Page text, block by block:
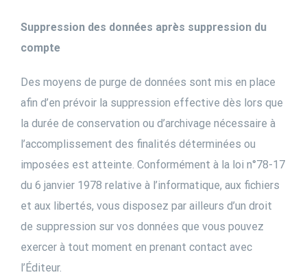
Suppression des données après suppression du
compte
Des moyens de purge de données sont mis en place
afin d’en prévoir la suppression effective dès lors que
la durée de conservation ou d’archivage nécessaire à
l’accomplissement des finalités déterminées ou
imposées est atteinte. Conformément à la loi n°78-17
du 6 janvier 1978 relative à l’informatique, aux fichiers
et aux libertés, vous disposez par ailleurs d’un droit
de suppression sur vos données que vous pouvez
exercer à tout moment en prenant contact avec
l’Éditeur.